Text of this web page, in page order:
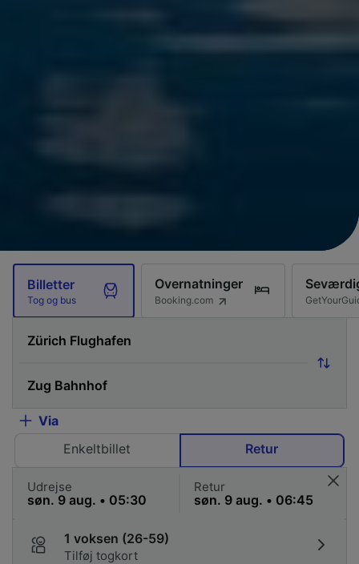
Billetter
Tog og bus
Overnatninger
Booking.com
Via
Enkeltbillet
Retur
Udrejse Retur
1 voksen (26-59)
Tilføj togkort